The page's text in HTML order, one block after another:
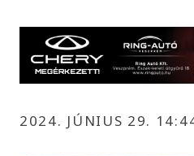
2024. JÚNIUS 29.